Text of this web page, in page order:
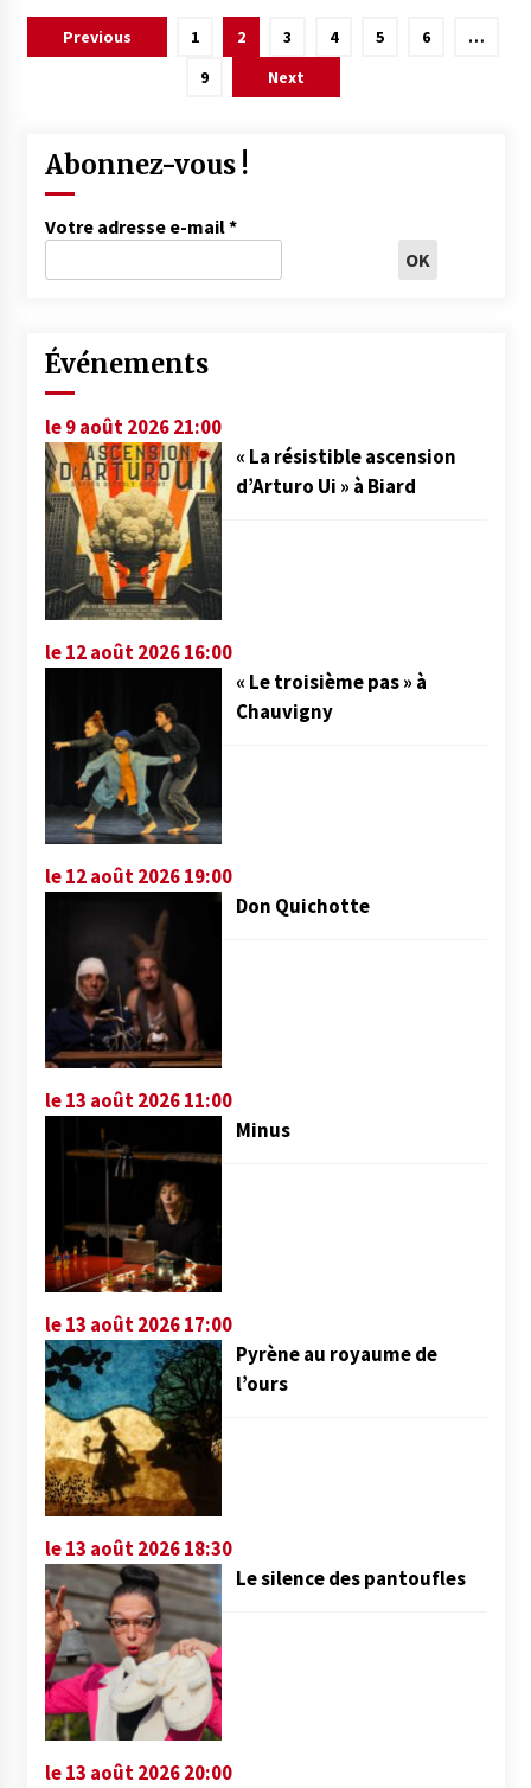
Pagination
Previous 1 2 3 4 5 6
…
9
Next
Abonnez-vous !
Votre adresse e-mail*
Événements
le 9 août 2026 21:00
« La résistible ascension
d’Arturo Ui » à Biard
le 12 août 2026 16:00
« Le troisième pas » à
Chauvigny
le 12 août 2026 19:00
Don Quichotte
le 13 août 2026 11:00
Minus
le 13 août 2026 17:00
Pyrène au royaume de
l’ours
le 13 août 2026 18:30
Le silence des pantoufles
le 13 août 2026 20:00